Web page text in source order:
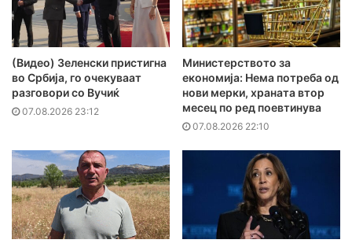
(Видео) Зеленски пристигна
во Србија, го очекуваат
разговори со Вучиќ
07.08.2026 23:12
Министерството за
економија: Нема потреба од
нови мерки, храната втор
месец по ред поевтинува
07.08.2026 22:10